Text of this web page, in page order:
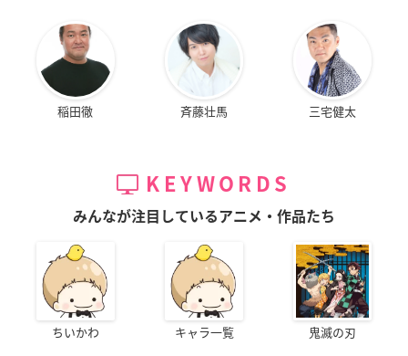
稲田徹 斉藤壮馬 三宅健太
KEYWORDS
みんなが注目しているアニメ・作品たち
ちいかわ キャラ一覧 鬼滅の刃